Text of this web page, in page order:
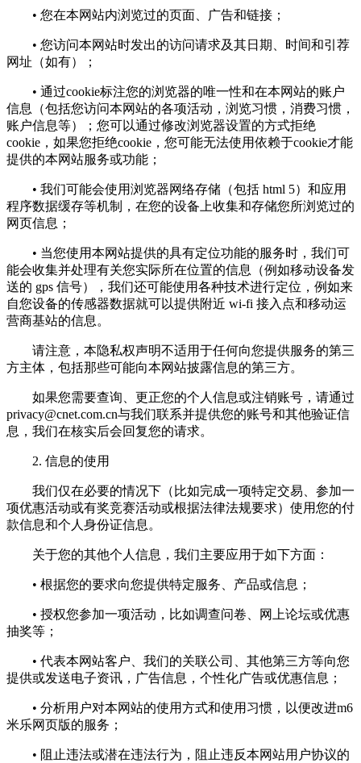
• 您在本网站内浏览过的页面、广告和链接；
• 您访问本网站时发出的访问请求及其日期、时间和引荐
网址（如有）；
• 通过cookie标注您的浏览器的唯一性和在本网站的账户
信息（包括您访问本网站的各项活动，浏览习惯，消费习惯，
账户信息等）；您可以通过修改浏览器设置的方式拒绝
cookie，如果您拒绝cookie，您可能无法使用依赖于cookie才能
提供的本网站服务或功能；
• 我们可能会使用浏览器网络存储（包括 html 5）和应用
程序数据缓存等机制，在您的设备上收集和存储您所浏览过的
网页信息；
• 当您使用本网站提供的具有定位功能的服务时，我们可
能会收集并处理有关您实际所在位置的信息（例如移动设备发
送的 gps 信号），我们还可能使用各种技术进行定位，例如来
自您设备的传感器数据就可以提供附近 wi-fi 接入点和移动运
营商基站的信息。
请注意，本隐私权声明不适用于任何向您提供服务的第三
方主体，包括那些可能向本网站披露信息的第三方。
如果您需要查询、更正您的个人信息或注销账号，请通过
privacy@cnet.com.cn与我们联系并提供您的账号和其他验证信
息，我们在核实后会回复您的请求。
2. 信息的使用
我们仅在必要的情况下（比如完成一项特定交易、参加一
项优惠活动或有奖竞赛活动或根据法律法规要求）使用您的付
款信息和个人身份证信息。
关于您的其他个人信息，我们主要应用于如下方面：
• 根据您的要求向您提供特定服务、产品或信息；
• 授权您参加一项活动，比如调查问卷、网上论坛或优惠
抽奖等；
• 代表本网站客户、我们的关联公司、其他第三方等向您
提供或发送电子资讯，广告信息，个性化广告或优惠信息；
• 分析用户对本网站的使用方式和使用习惯，以便改进m6
米乐网页版的服务；
• 阻止违法或潜在违法行为，阻止违反本网站用户协议的